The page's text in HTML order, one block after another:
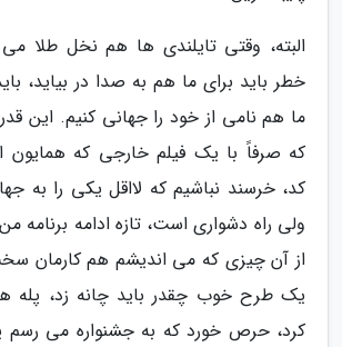
البته، وقتی تایلندی ها هم نخل طلا
خطر باید برای ما هم به صدا در بیاید،
ما هم نامی از خود را جهانی کنیم. این
که صرفاً با یک فیلم خارجی که همایون
کد، خرسند نباشیم که لااقل یکی را به
ولی راه دشواری است، تازه ادامه برنامه
از آن چیزی که می اندیشم هم کارمان
یک طرح خوب چقدر باید چانه زد، پله ها
کرد، حرص خورد که به جشنواره می رسم